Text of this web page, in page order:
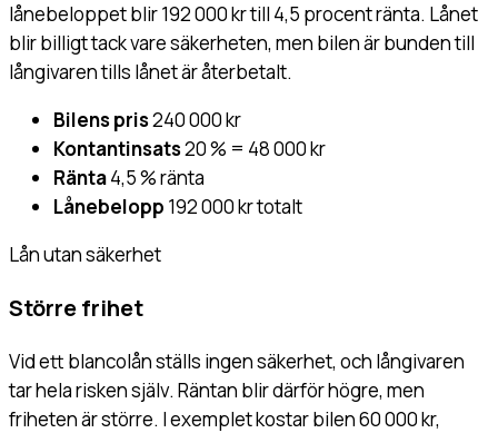
lånebeloppet blir 192 000 kr till 4,5 procent ränta. Lånet
blir billigt tack vare säkerheten, men bilen är bunden till
långivaren tills lånet är återbetalt.
Bilens pris240 000 kr
Kontantinsats20 % = 48 000 kr
Ränta4,5 % ränta
Lånebelopp 192 000 kr totalt
Lån utan säkerhet
Större frihet
Vid ett blancolån ställs ingen säkerhet, och långivaren
tar hela risken själv. Räntan blir därför högre, men
friheten är större. I exemplet kostar bilen 60 000 kr,